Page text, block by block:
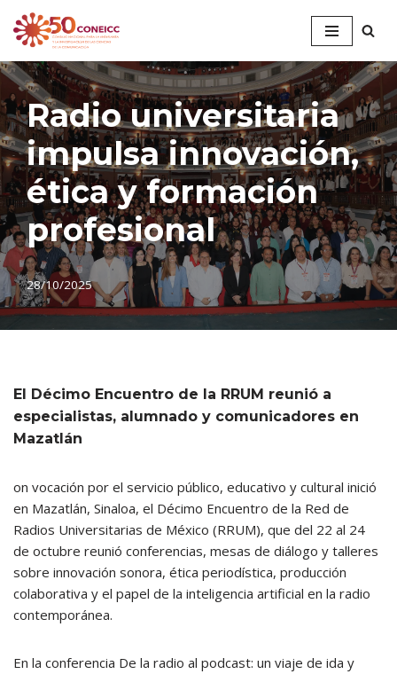
Saltar
al
contenido
Radio universitaria
impulsa innovación,
ética y formación
profesional
28/10/2025
El Décimo Encuentro de la RRUM reunió a
especialistas, alumnado y comunicadores en
Mazatlán
on vocación por el servicio público, educativo y cultural inició
en Mazatlán, Sinaloa, el Décimo Encuentro de la Red de
Radios Universitarias de México (RRUM), que del 22 al 24
de octubre reunió conferencias, mesas de diálogo y talleres
sobre innovación sonora, ética periodística, producción
colaborativa y el papel de la inteligencia artificial en la radio
contemporánea.
En la conferencia De la radio al podcast: un viaje de ida y